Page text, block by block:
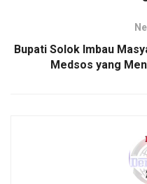
Bupati Solok Imbau
Medsos yang